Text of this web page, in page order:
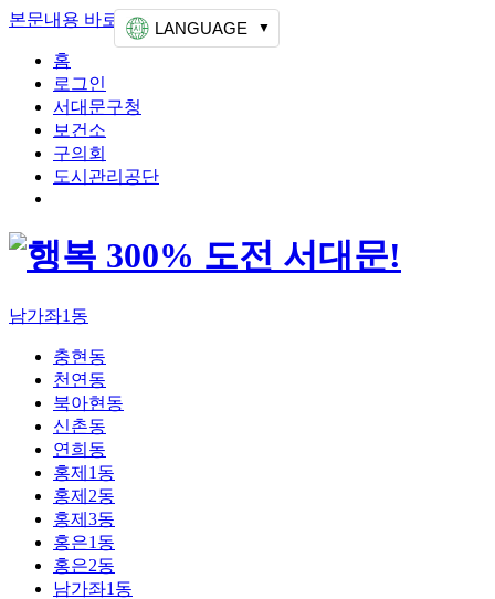
본문내용 바로가기 상단메뉴 가기
홈
로그인
서대문구청
보건소
구의회
도시관리공단
남가좌1동
충현동
천연동
북아현동
신촌동
연희동
홍제1동
홍제2동
홍제3동
홍은1동
홍은2동
남가좌1동
LANGUAGE